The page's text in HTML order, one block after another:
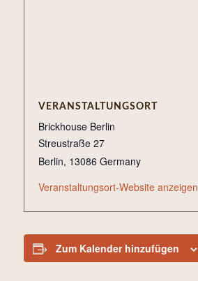
VERANSTALTUNGSORT
Brickhouse Berlin
Streustraße 27
Berlin, 13086 Germany
Veranstaltungsort-Website anzeigen
Zum Kalender hinzufügen